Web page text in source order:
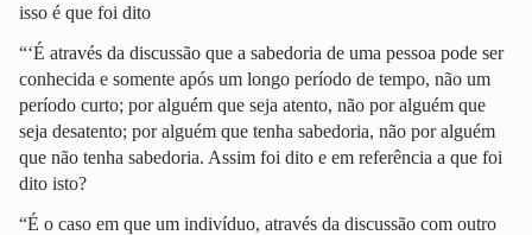
isso é que foi dito
“‘É através da discussão que a sabedoria de uma pessoa pode ser
conhecida e somente após um longo período de tempo, não um
período curto; por alguém que seja atento, não por alguém que
seja desatento; por alguém que tenha sabedoria, não por alguém
que não tenha sabedoria. Assim foi dito e em referência a que foi
dito isto?
“É o caso em que um indivíduo, através da discussão com outro